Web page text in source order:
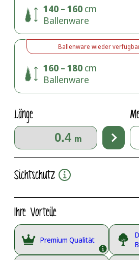
140 – 160 cm
Ballenware
Ballenware wieder
160 – 180 cm
Ballenware
Länge
m
Sichtschutz
Ihre Vorteile
Premium Qualität